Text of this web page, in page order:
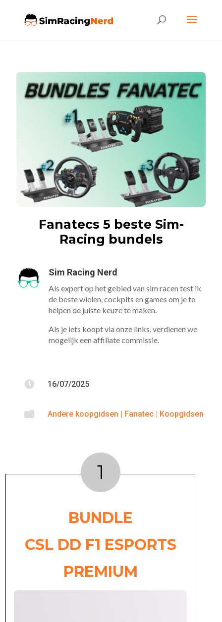
Fanatecs 5 beste Sim-
Racing bundels
Sim Racing Nerd
Als expert op het gebied van sim racen test ik
de beste wielen, cockpits en games om je te
helpen de juiste keuze te maken.
Als je iets koopt via onze links, verdienen we
mogelijk een affiliate commissie.
 16/07/2025
 Andere koopgidsen | Fanatec | Koopgidsen
1
BUNDLE
CSL DD F1 ESPORTS
PREMIUM